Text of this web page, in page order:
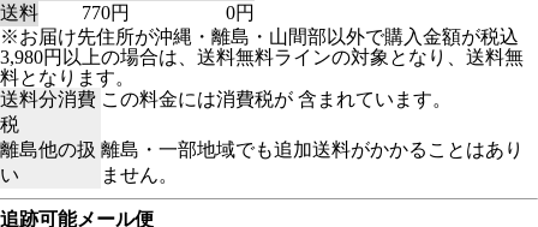
送料
770円
0円
※お届け先住所が沖縄・離島・山間部以外で購入金額が税込
3,980円以上の場合は、送料無料ラインの対象となり、送料無
料となります。
送料分消費
税
この料金には消費税が 含まれています。
離島他の扱
い
離島・一部地域でも追加送料がかかることはあり
ません。
追跡可能メール便